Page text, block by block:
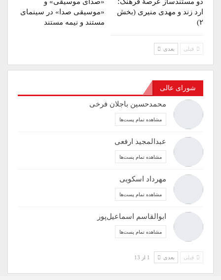
دو مستندساز عرصۀ فرهنگ؛
ارد زند و مهدی منیری (بخش
«صدای موسیقی» و
«موسیقی صدا» در سینمای
مستند و نیمه مستند
قبلی بعدی
شورای عالی
محمدحسین باجلان فرخی
مشاهده تمام پست‌ها
عبدالمجید ارفعی
مشاهده تمام پست‌ها
مهرداد اسکویی
مشاهده تمام پست‌ها
ابوالقاسم اسماعیل‌پور
مشاهده تمام پست‌ها
قبلی بعدی